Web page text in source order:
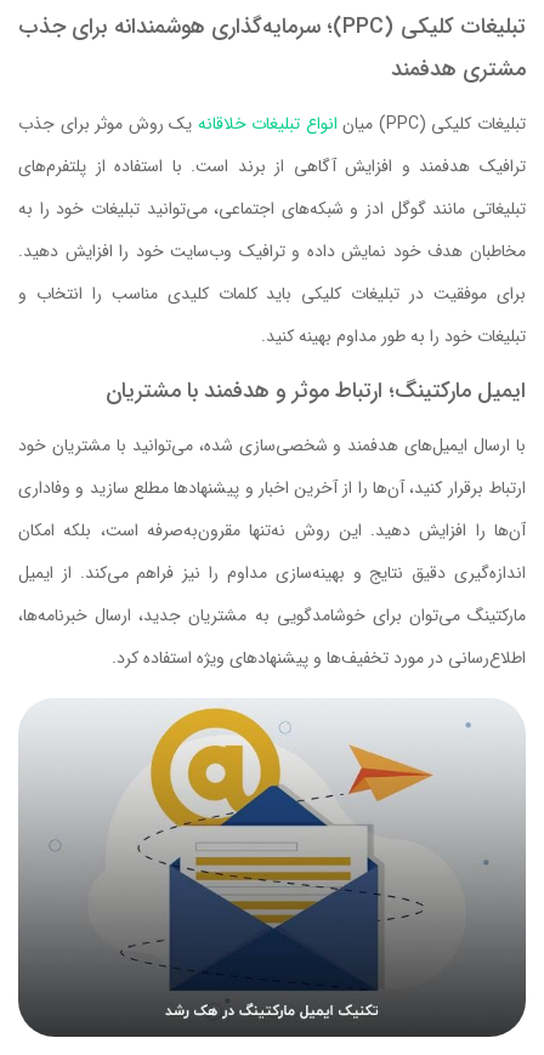
تبلیغات کلیکی (PPC)؛ سرمایه‌گذاری هوشمندانه برای جذب
مشتری هدفمند
تبلیغات کلیکی (PPC) میان انواع تبلیغات خلاقانه یک روش موثر برای جذب
ترافیک هدفمند و افزایش آگاهی از برند است. با استفاده از پلتفرم‌های
تبلیغاتی مانند گوگل ادز و شبکه‌های اجتماعی، می‌توانید تبلیغات خود را به
مخاطبان هدف خود نمایش داده و ترافیک وب‌سایت خود را افزایش دهید.
برای موفقیت در تبلیغات کلیکی باید کلمات کلیدی مناسب را انتخاب و
تبلیغات خود را به طور مداوم بهینه کنید.
ایمیل مارکتینگ؛ ارتباط موثر و هدفمند با مشتریان
با ارسال ایمیل‌های هدفمند و شخصی‌سازی شده، می‌توانید با مشتریان خود
ارتباط برقرار کنید، آن‌ها را از آخرین اخبار و پیشنهادها مطلع سازید و وفاداری
آن‌ها را افزایش دهید. این روش نه‌تنها مقرون‌به‌صرفه است، بلکه امکان
اندازه‌گیری دقیق نتایج و بهینه‌سازی مداوم را نیز فراهم می‌کند. از ایمیل
مارکتینگ می‌توان برای خوشامدگویی به مشتریان جدید، ارسال خبرنامه‌ها،
اطلاع‌رسانی در مورد تخفیف‌ها و پیشنهادهای ویژه استفاده کرد.